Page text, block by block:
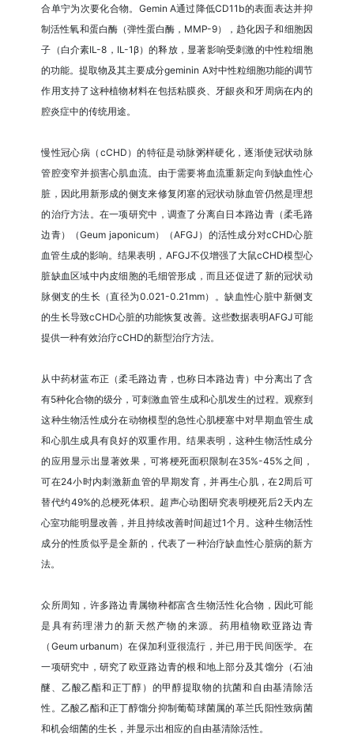
合单宁为次要化合物。Gemin A通过降低CD11b的表面表达并抑
制活性氧和蛋白酶（弹性蛋白酶，MMP-9），趋化因子和细胞因
子（白介素IL-8，IL-1β）的释放，显著影响受刺激的中性粒细胞
的功能。提取物及其主要成分geminin A对中性粒细胞功能的调节
作用支持了这种植物材料在包括粘膜炎、牙龈炎和牙周病在内的
腔炎症中的传统用途。
慢性冠心病（cCHD）的特征是动脉粥样硬化，逐渐使冠状动脉
管腔变窄并损害心肌血流。由于需要将血流重新定向到缺血性心
脏，因此用新形成的侧支来修复闭塞的冠状动脉血管仍然是理想
的治疗方法。在一项研究中，调查了分离自日本路边青（柔毛路
边青）（Geum japonicum）（AFGJ）的活性成分对cCHD心脏
血管生成的影响。结果表明，AFGJ不仅增强了大鼠cCHD模型心
脏缺血区域中内皮细胞的毛细管形成，而且还促进了新的冠状动
脉侧支的生长（直径为0.021-0.21mm）。缺血性心脏中新侧支
的生长导致cCHD心脏的功能恢复改善。这些数据表明AFGJ可能
提供一种有效治疗cCHD的新型治疗方法。
从中药材蓝布正（柔毛路边青，也称日本路边青）中分离出了含
有5种化合物的级分，可刺激血管生成和心肌发生的过程。观察到
这种生物活性成分在动物模型的急性心肌梗塞中对早期血管生成
和心肌生成具有良好的双重作用。结果表明，这种生物活性成分
的应用显示出显著效果，可将梗死面积限制在35%-45%之间，
可在24小时内刺激新血管的早期发育，并再生心肌，在2周后可
替代约49%的总梗死体积。超声心动图研究表明梗死后2天内左
心室功能明显改善，并且持续改善时间超过1个月。这种生物活性
成分的性质似乎是全新的，代表了一种治疗缺血性心脏病的新方
法。
众所周知，许多路边青属物种都富含生物活性化合物，因此可能
是具有药理潜力的新天然产物的来源。药用植物欧亚路边青
（Geum urbanum）在保加利亚很流行，并已用于民间医学。在
一项研究中，研究了欧亚路边青的根和地上部分及其馏分（石油
醚、乙酸乙酯和正丁醇）的甲醇提取物的抗菌和自由基清除活
性。乙酸乙酯和正丁醇馏分抑制葡萄球菌属的革兰氏阳性致病菌
和机会细菌的生长，并显示出相应的自由基清除活性。